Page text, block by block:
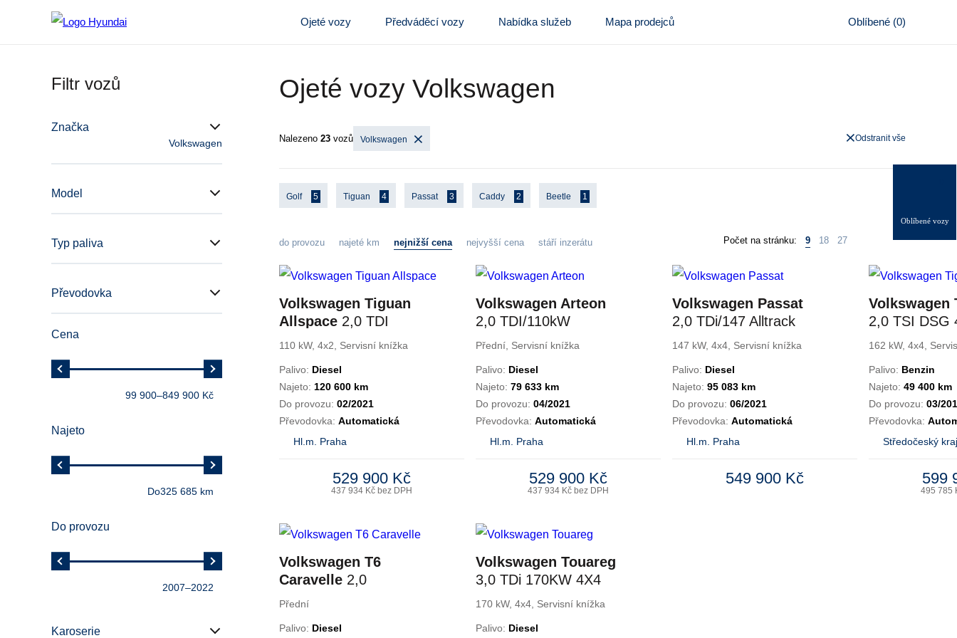
Ojeté vozy Předváděcí vozy Nabídka služeb Mapa prodejců Oblíbené (0)
Oblíbené vozy
Filtr vozů
Značka
Volkswagen
Model
Typ paliva
Převodovka
Cena
99 900–849 900 Kč
Najeto
Do325 685 km
Do provozu
2007–2022
Karoserie
Ojeté vozy Volkswagen
Nalezeno 23 vozů Volkswagen Odstranit vše
Golf 5 Tiguan 4 Passat 3 Caddy 2 Beetle 1
do provozu najeté km nejnižší cena nejvyšší cena stáří inzerátu Počet na stránku: 9 18 27
Volkswagen Tiguan
Allspace 2,0 TDI
HIGHLINE DSG
110 kW, 4x2, Servisní knížka
Palivo: Diesel
Najeto: 120 600 km
Do provozu: 02/2021
Převodovka: Automatická
Hl.m. Praha
529 900 Kč
437 934 Kč bez DPH
Volkswagen Arteon
2,0 TDI/110kW
Elegance DSG
Přední, Servisní knížka
Palivo: Diesel
Najeto: 79 633 km
Do provozu: 04/2021
Převodovka: Automatická
Hl.m. Praha
529 900 Kč
437 934 Kč bez DPH
Volkswagen Passat
2,0 TDi/147 Alltrack
DSG ČR
147 kW, 4x4, Servisní knížka
Palivo: Diesel
Najeto: 95 083 km
Do provozu: 06/2021
Převodovka: Automatická
Hl.m. Praha
549 900 Kč
Volkswagen
2,0 TSI DSG
Highline
162 kW, 4x4,
Palivo: Benzin
Najeto: 49 400 km
Do provozu: 03/
Převodovka:
Středočeský kraj
599
495 785
Volkswagen T6
Caravelle 2,0
TDi/110kW Long
Přední
Palivo: Diesel
Volkswagen Touareg
3,0 TDi 170KW 4X4
8°AT TAŽNÉ
170 kW, 4x4, Servisní knížka
Palivo: Diesel